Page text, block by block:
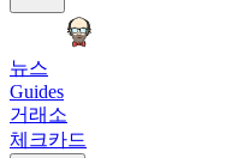
뉴스
Guides
거래소
체크카드